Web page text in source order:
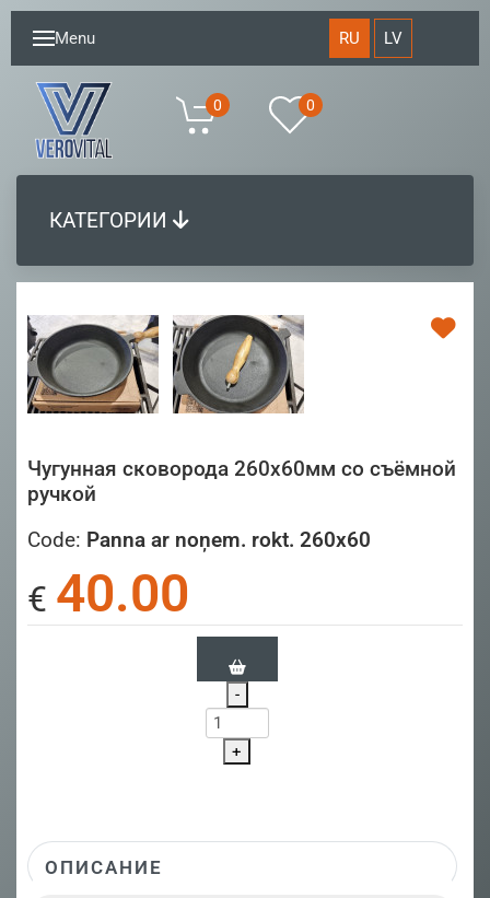
Menu RU LV
0 0
КАТЕГОРИИ
Чугунная сковорода 260х60мм со съёмной
ручкой
Code: Panna ar noņem. rokt. 260x60
€ 40.00
-
+
ОПИСАНИЕ